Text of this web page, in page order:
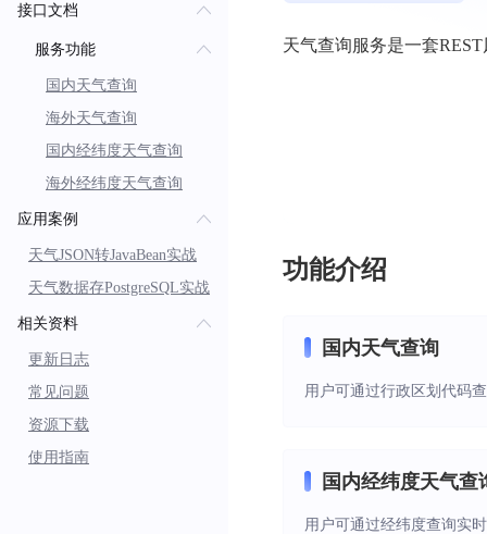
接口文档
服务功能
国内天气查询
海外天气查询
国内经纬度天气查询
海外经纬度天气查询
应用案例
天气JSON转JavaBean实战
天气数据存PostgreSQL实战
相关资料
更新日志
常见问题
资源下载
使用指南
天气查询服务是一套
功能介绍
国内天气查询
用户可通过行政区划代码
国内经纬度天气查
用户可通过经纬度查询实